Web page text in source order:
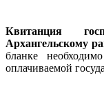
Квитанция
Архангельскому
бланке
оплачиваемой